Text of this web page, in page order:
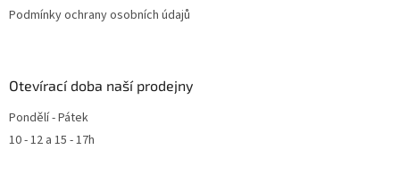
Podmínky ochrany osobních údajů
Otevírací doba naší prodejny
Pondělí - Pátek
10 - 12 a 15 - 17h